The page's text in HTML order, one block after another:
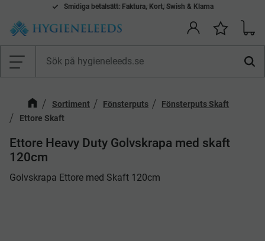
Meny
Mina önskelistor Produkter
Smidiga betalsätt: Faktura, Kort, Swish & Klarna
Sortiment Fönsterputs
Fönsterputs Skaft
Ettore Skaft
Ettore Heavy Duty Golvskrapa med skaft
120cm
Golvskrapa Ettore med Skaft 120cm